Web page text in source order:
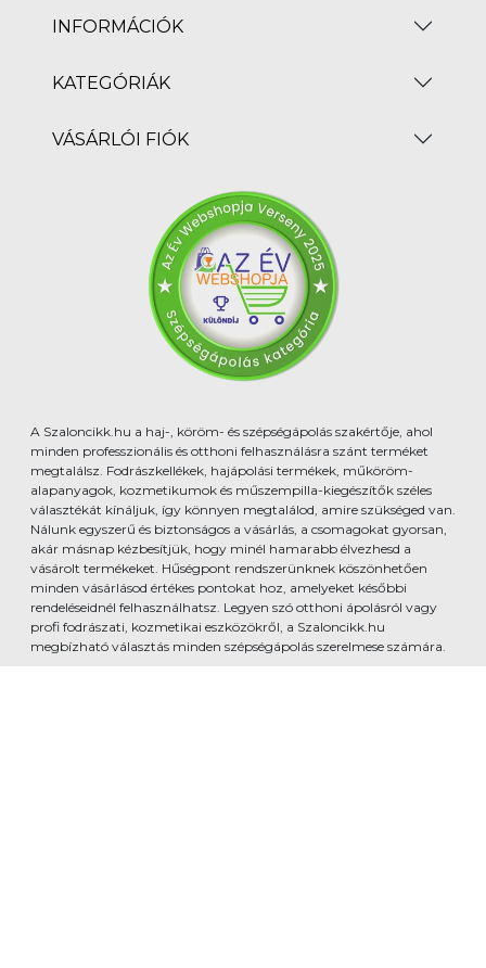
INFORMÁCIÓK
KATEGÓRIÁK
VÁSÁRLÓI FIÓK
A Szaloncikk.hu a haj-, köröm- és szépségápolás szakértője, ahol
minden professzionális és otthoni felhasználásra szánt terméket
megtalálsz. Fodrászkellékek, hajápolási termékek, műköröm-
alapanyagok, kozmetikumok és műszempilla-kiegészítők széles
választékát kínáljuk, így könnyen megtalálod, amire szükséged van.
Nálunk egyszerű és biztonságos a vásárlás, a csomagokat gyorsan,
akár másnap kézbesítjük, hogy minél hamarabb élvezhesd a
vásárolt termékeket. Hűségpont rendszerünknek köszönhetően
minden vásárlásod értékes pontokat hoz, amelyeket későbbi
rendeléseidnél felhasználhatsz. Legyen szó otthoni ápolásról vagy
profi fodrászati, kozmetikai eszközökről, a Szaloncikk.hu
megbízható választás minden szépségápolás szerelmese számára.